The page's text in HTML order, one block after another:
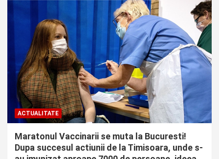
ACTUALITATE
Maratonul Vaccinarii se muta la Bucuresti!
Dupa succesul actiunii de la Timisoara, unde s-